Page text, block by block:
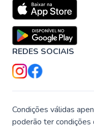
REDES SOCIAIS
Condições válidas
poderão ter condições